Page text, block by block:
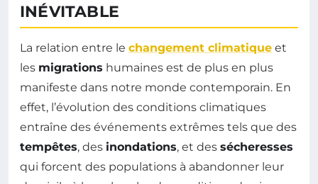
INÉVITABLE
La relation entre le changement climatique et
les migrations humaines est de plus en plus
manifeste dans notre monde contemporain. En
effet, l’évolution des conditions climatiques
entraîne des événements extrêmes tels que des
tempêtes, des inondations, et des sécheresses
qui forcent des populations à abandonner leur